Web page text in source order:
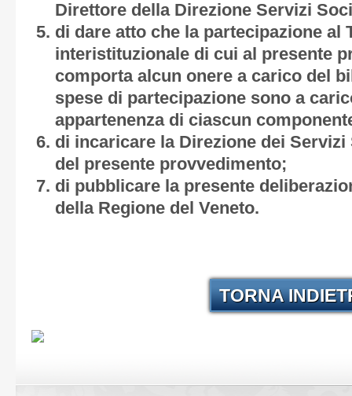
Direttore della Direzione Servizi
di dare atto che la partecipazione al
interistituzionale di cui al presente
comporta alcun onere a carico del
spese di partecipazione sono a
appartenenza di ciascun
di incaricare la Direzione dei Servizi
del presente provvedimento;
di pubblicare la presente
della Regione del Veneto.
TORNA